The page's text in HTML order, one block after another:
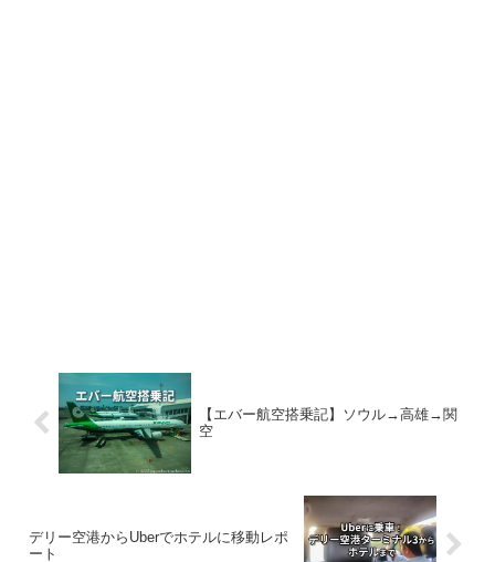
【エバー航空搭乗記】ソウル→高雄→関
空
デリー空港からUberでホテルに移動レポ
ート